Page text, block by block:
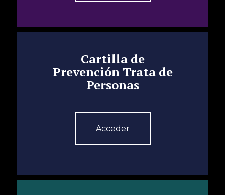
Cartilla de
Prevención Trata de
Personas
Acceder